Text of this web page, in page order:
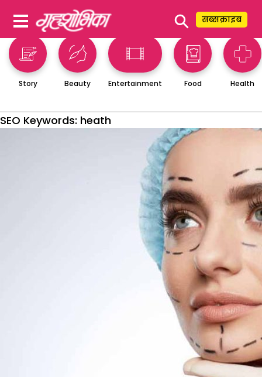
⚲ सब्सक्राइब
Story Beauty Entertainment Food Health
SEO Keywords: heath